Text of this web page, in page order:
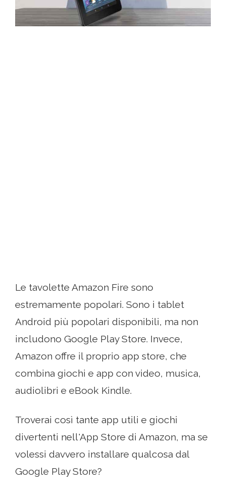
Le tavolette Amazon Fire sono
estremamente popolari. Sono i tablet
Android più popolari disponibili, ma non
includono Google Play Store. Invece,
Amazon offre il proprio app store, che
combina giochi e app con video, musica,
audiolibri e eBook Kindle.
Troverai così tante app utili e giochi
divertenti nell'App Store di Amazon, ma se
volessi davvero installare qualcosa dal
Google Play Store?